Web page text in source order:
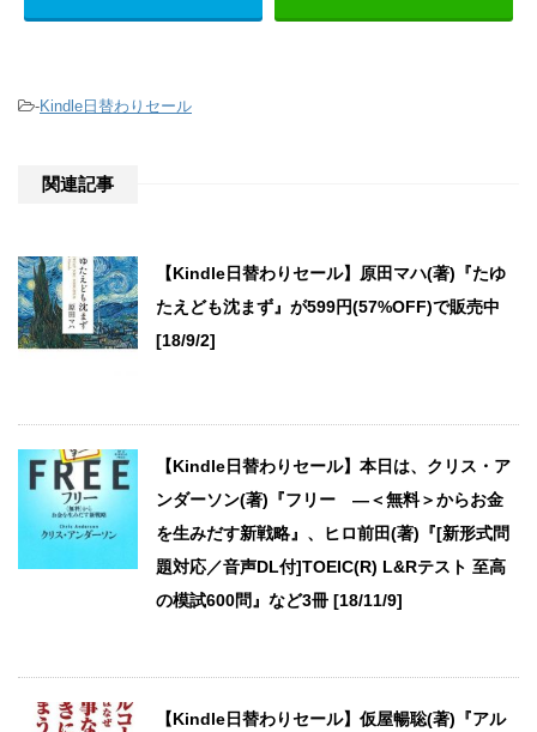
-Kindle日替わりセール
関連記事
【Kindle日替わりセール】原田マハ(著)『たゆ
たえども沈まず』が599円(57%OFF)で販売中
[18/9/2]
【Kindle日替わりセール】本日は、クリス・ア
ンダーソン(著)『フリー ―＜無料＞からお金
を生みだす新戦略』、ヒロ前田(著)『[新形式問
題対応／音声DL付]TOEIC(R) L&Rテスト 至高
の模試600問』など3冊 [18/11/9]
【Kindle日替わりセール】仮屋暢聡(著)『アル